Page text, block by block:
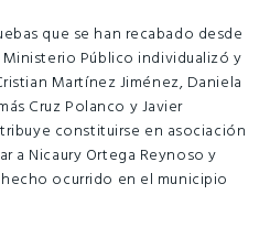
que se han recabado desde
Público individualizó y
Martínez Jiménez, Daniela
Cruz Polanco y Javier
constituirse en asociación
a Nicaury Ortega Reynoso y
ocurrido en el municipio